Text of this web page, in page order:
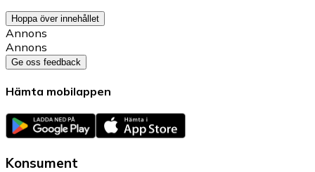
Hoppa över innehållet
Annons
Annons
Ge oss feedback
Hämta mobilappen
Konsument